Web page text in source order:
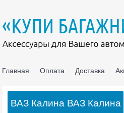
Главная Оплата Доставка
ВАЗ Калина ВАЗ Калина